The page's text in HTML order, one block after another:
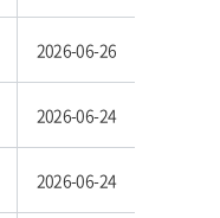
2026-06-26
2026-06-24
2026-06-24